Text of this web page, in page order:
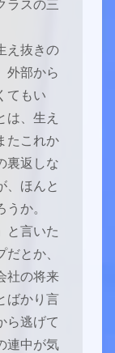
ラスの三
え抜きの
外部から
てもい
は、生え
たこれか
裏返しな
、ほんと
か。
と言いた
とか、
社の将来
ばかり言
ら逃げて
連中が気